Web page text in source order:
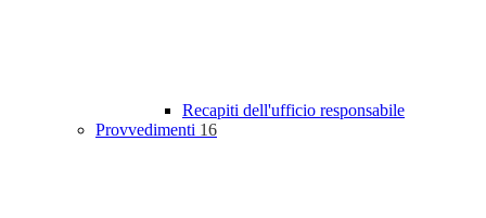
Recapiti dell'ufficio responsabile
Provvedimenti 16